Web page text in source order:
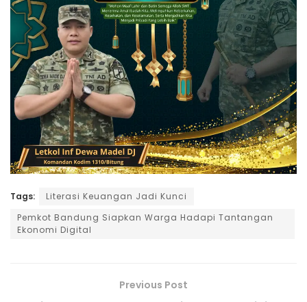
Tags:
Literasi Keuangan Jadi Kunci
Pemkot Bandung Siapkan Warga Hadapi Tantangan
Ekonomi Digital
Previous Post